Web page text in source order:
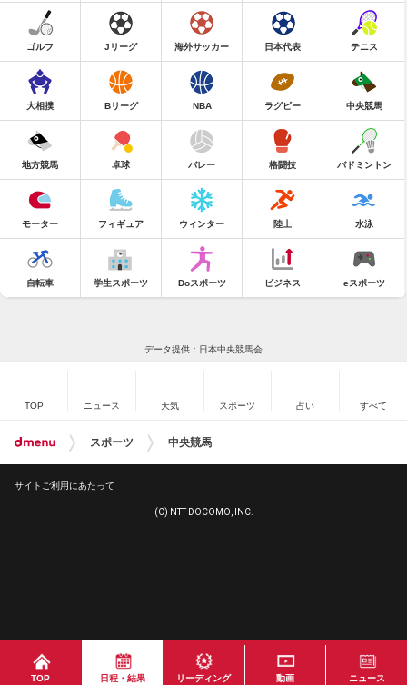
TOP 日程・結果 リーディング 動画 ニュース
ゴルフ Jリーグ 海外サッカー 日本代表 テニス
大相撲 Bリーグ NBA ラグビー 中央競馬
地方競馬 卓球 バレー 格闘技 バドミントン
モーター フィギュア ウィンター 陸上 水泳
自転車 学生スポーツ Doスポーツ ビジネス eスポーツ
データ提供：日本中央競馬会
TOP ニュース 天気 スポーツ 占い すべて
スポーツ 中央競馬
サイトご利用にあたって
(C) NTT DOCOMO, INC.